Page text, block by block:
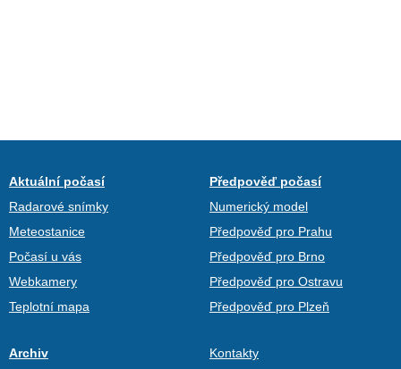
Aktuální počasí
Radarové snímky
Meteostanice
Počasí u vás
Webkamery
Teplotní mapa
Předpověď počasí
Numerický model
Předpověď pro Prahu
Předpověď pro Brno
Předpověď pro Ostravu
Předpověď pro Plzeň
Archiv
Kontakty